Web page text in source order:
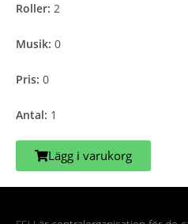
Roller: 2
Musik: 0
Pris: 0
Antal: 1
Lägg i varukorg